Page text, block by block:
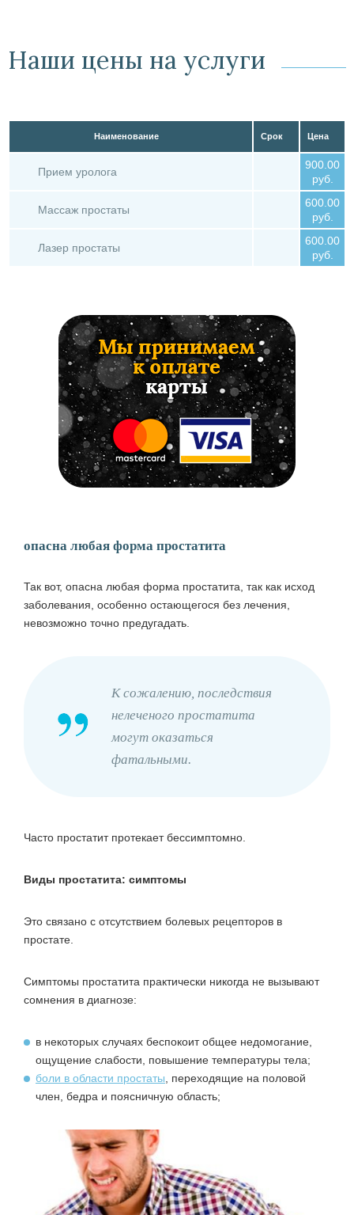
Наши цены на услуги
Наименование Срок Цена
Прием уролога
900.00
руб.
Массаж простаты
600.00
руб.
Лазер простаты
600.00
руб.
опасна любая форма простатита
Так вот, опасна любая форма простатита, так как исход
заболевания, особенно остающегося без лечения,
невозможно точно предугадать.
К сожалению, последствия
нелеченого простатита
могут оказаться
фатальными.
Часто простатит протекает бессимптомно.
Виды простатита: симптомы
Это связано с отсутствием болевых рецепторов в
простате.
Симптомы простатита практически никогда не вызывают
сомнения в диагнозе:
в некоторых случаях беспокоит общее недомогание,
ощущение слабости, повышение температуры тела;
боли в области простаты , переходящие на половой
член, бедра и поясничную область;